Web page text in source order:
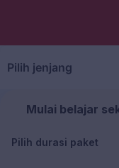
Pilih jenjang
Mulai belajar
Pilih durasi paket